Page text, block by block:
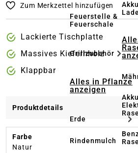
Feuerstelle &
Feuerschale
Grillzubehör
Alles in Pflanze
anzeigen
Erde
Rindenmulch
Zum Merkzettel hinzufügen
Lackierte Tischplatte
Massives Kiefernholz
Klappbar
Produktdetails
Farbe
Natur